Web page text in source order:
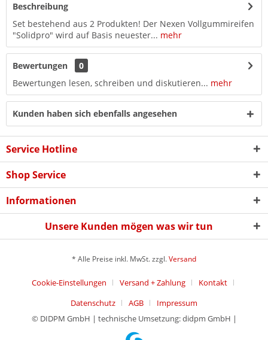
Beschreibung
Set bestehend aus 2 Produkten! Der Nexen Vollgummireifen
"Solidpro" wird auf Basis neuester... mehr
Bewertungen
0
Bewertungen lesen, schreiben und diskutieren... mehr
Kunden haben sich ebenfalls angesehen
Service Hotline
Shop Service
Informationen
Unsere Kunden mögen was wir tun
* Alle Preise inkl. MwSt. zzgl.Versand
Cookie-Einstellungen Versand + Zahlung
Kontakt
Datenschutz
AGB
Impressum
© DIDPM GmbH | technische Umsetzung: didpm GmbH |